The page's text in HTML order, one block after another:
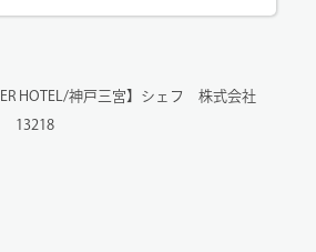
HOTEL/神戸三宮】シェフ 株式会社
13218